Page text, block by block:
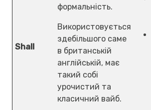
Shall
формальність.
Використовується
здебільшого саме
в британській
англійській, має
такий собі
урочистий та
класичний вайб.